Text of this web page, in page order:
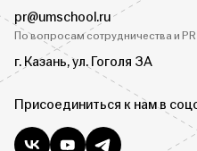
pr@umschool.ru
По вопросам сотрудничества и PR
г. Казань, ул. Гоголя 3А
Присоединиться к нам в